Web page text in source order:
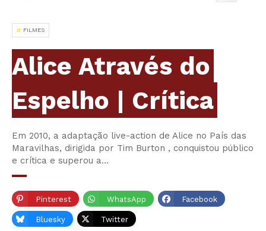
FILMES
Alice Através do
Espelho | Crítica
Em 2010, a adaptação live-action de Alice no País das
Maravilhas, dirigida por Tim Burton , conquistou público
e crítica e superou a…
Pinterest WhatsApp Facebook
Bluesky Twitter